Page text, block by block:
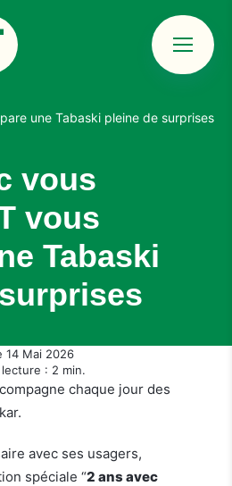
Menu
une Tabaski pleine de surprises
vous
vous
Tabaski
14 Mai 2026
: 2 min.
chaque jour des
avec ses usagers,
spéciale “2 ans avec